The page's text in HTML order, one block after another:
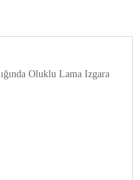
Oluklu Lama Izgara